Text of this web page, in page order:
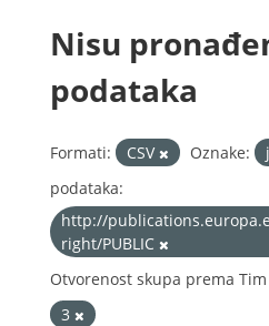
Nisu
podataka
Formati: CSV Oznake:
podataka:
http://
right/PUBLIC
Otvorenost skupa prema
3